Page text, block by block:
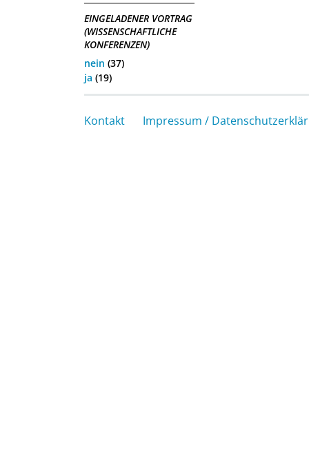
EINGELADENER VORTRAG
(WISSENSCHAFTLICHE
KONFERENZEN)
nein (37)
ja (19)
Kontakt Impressum /